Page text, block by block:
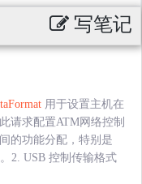
写笔记
用于设置主机在
请求配置ATM网络控制
的功能分配，特别是
2. USB 控制传输格式